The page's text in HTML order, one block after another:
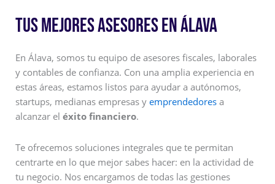
TUS MEJORES ASESORES EN ÁLAVA
En Álava, somos tu equipo de asesores fiscales, laborales
y contables de confianza. Con una amplia experiencia en
estas áreas, estamos listos para ayudar a autónomos,
startups, medianas empresas y emprendedores a
alcanzar el éxito financiero.
Te ofrecemos soluciones integrales que te permitan
centrarte en lo que mejor sabes hacer: en la actividad de
tu negocio. Nos encargamos de todas las gestiones